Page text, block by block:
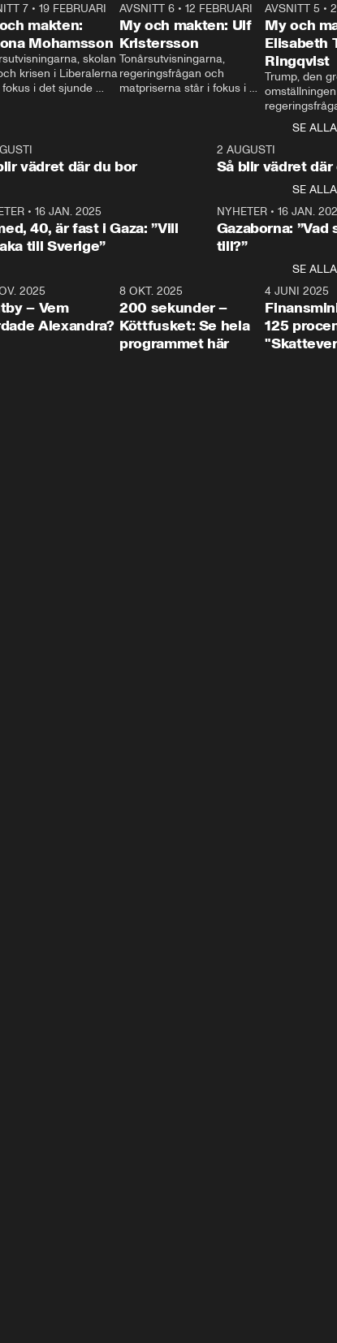
24:30
7• 19 FEBRUARI
makten:
Mohamsson
skolan
krisen i Liberalerna
i det sjunde
My
ställer
och
till svars.
27:30
AVSNITT 6 •12 FEBRUARI
My och makten: Ulf
Kristersson
Tonårsutvisningarna,
regeringsfrågan och
matpriserna står i fokus i
Rohwedder ställer
statsminister Ulf Kristersson
AVSNITT 5 •
My och
Elisabeth
Ringqvist
Trump, den
centrum i
avsnittet av
Makten”. Se
Aftonbladets
Rohwedder
Thand Ring
SE ALLA
vädret där du bor
2 AUGUSTI
Så blir vädret där
SE ALLA
• 16 JAN. 2025
40, är fast i Gaza: ”Vill
till Sverige”
NYHETER• 16 JAN.
Gazaborna:
till?”
SE ALLA
31:05
2025
– Vem
Alexandra?
4:29
8 OKT. 2025
200 sekunder –
Köttfusket: Se hela
programmet här
4 JUNI 2025
125